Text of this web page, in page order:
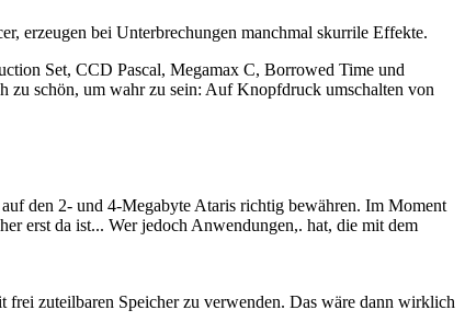
erzeugen bei Unterbrechungen manchmal skurrile Effekte.
Set, CCD Pascal, Megamax C, Borrowed Time und
schön, um wahr zu sein: Auf Knopfdruck umschalten von
den 2- und 4-Megabyte Ataris richtig bewähren. Im Moment
erst da ist... Wer jedoch Anwendungen,. hat, die mit dem
zuteilbaren Speicher zu verwenden. Das wäre dann wirklich